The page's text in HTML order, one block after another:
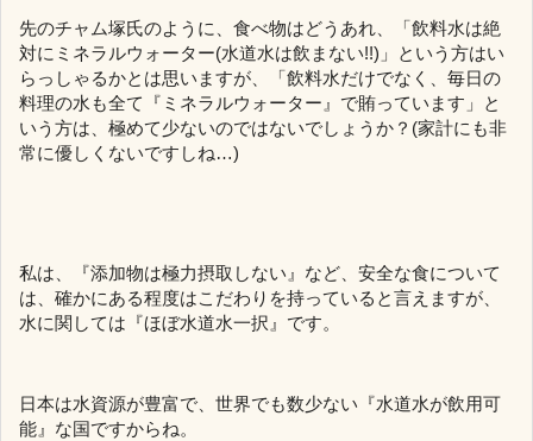
先のチャム塚氏のように、食べ物はどうあれ、「飲料水は絶
対にミネラルウォーター(水道水は飲まない!!)」という方はい
らっしゃるかとは思いますが、「飲料水だけでなく、毎日の
料理の水も全て『ミネラルウォーター』で賄っています」と
いう方は、極めて少ないのではないでしょうか？(家計にも非
常に優しくないですしね…)
私は、『添加物は極力摂取しない』など、安全な食について
は、確かにある程度はこだわりを持っていると言えますが、
水に関しては『ほぼ水道水一択』です。
日本は水資源が豊富で、世界でも数少ない『水道水が飲用可
能』な国ですからね。